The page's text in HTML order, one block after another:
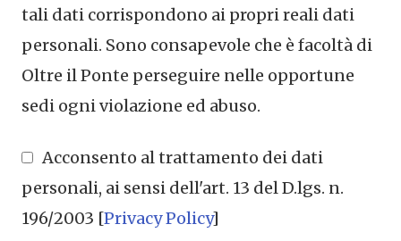
tali dati corrispondono ai propri reali dati
personali. Sono consapevole che è facoltà di
Oltre il Ponte perseguire nelle opportune
sedi ogni violazione ed abuso.
Acconsento al trattamento dei dati
personali, ai sensi dell'art. 13 del D.lgs. n.
196/2003 [Privacy Policy]